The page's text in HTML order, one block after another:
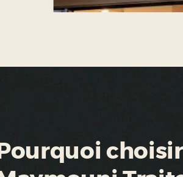
Pourquoi choisir